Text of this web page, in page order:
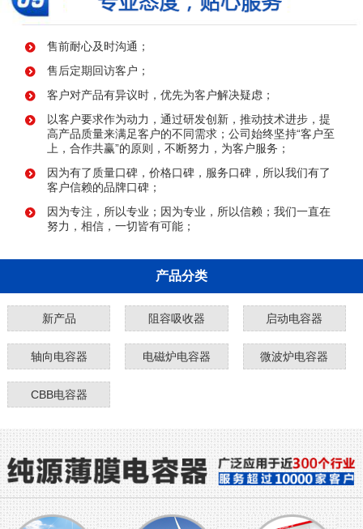
售前耐心及时沟通；
售后定期回访客户；
客户对产品有异议时，优先为客户解决疑虑；
以客户要求作为动力，通过研发创新，推动技术进步，提
高产品质量来满足客户的不同需求；公司始终坚持“客户至
上，合作共赢”的原则，不断努力，为客户服务；
因为有了质量口碑，价格口碑，服务口碑，所以我们有了
客户信赖的品牌口碑；
因为专注，所以专业；因为专业，所以信赖；我们一直在
努力，相信，一切皆有可能；
产品分类
新产品 阻容吸收器 启动电容器
轴向电容器 电磁炉电容器 微波炉电容器
CBB电容器